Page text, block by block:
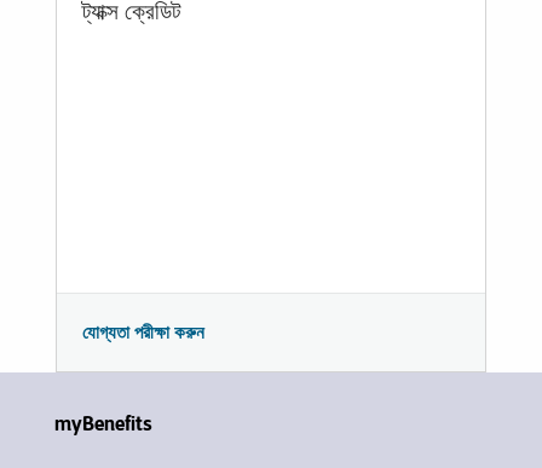
ট্যাক্স ক্রেডিট
যোগ্যতা পরীক্ষা করুন
myBenefits